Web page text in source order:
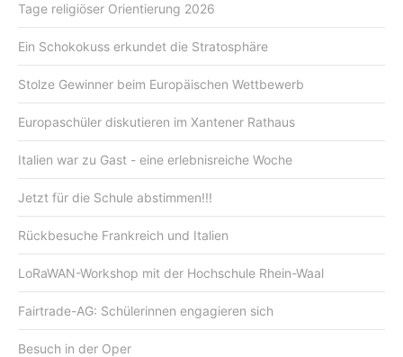
Tage religiöser Orientierung 2026
Ein Schokokuss erkundet die Stratosphäre
Stolze Gewinner beim Europäischen Wettbewerb
Europaschüler diskutieren im Xantener Rathaus
Italien war zu Gast - eine erlebnisreiche Woche
Jetzt für die Schule abstimmen!!!
Rückbesuche Frankreich und Italien
LoRaWAN-Workshop mit der Hochschule Rhein-Waal
Fairtrade-AG: Schülerinnen engagieren sich
Besuch in der Oper